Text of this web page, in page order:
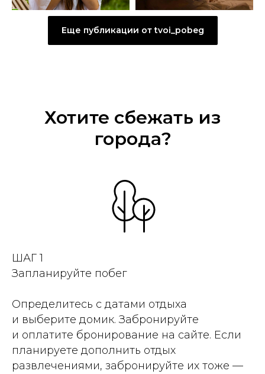
Еще публикации от tvoi_pobeg
Хотите сбежать из
города?
ШАГ 1
Запланируйте побег
Определитесь с датами отдыха
и выберите домик. Забронируйте
и оплатите бронирование на сайте. Если
планируете дополнить отдых
развлечениями, забронируйте их тоже —